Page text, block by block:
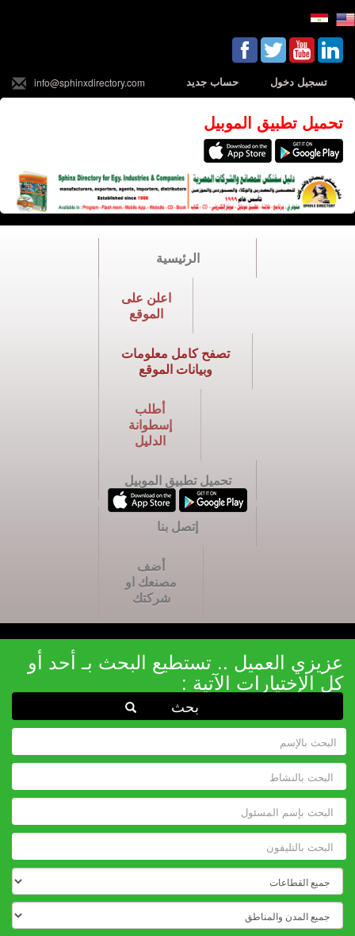
تسجيل دخول حساب جديد info@sphinxdirectory.com
تحميل تطبيق الموبيل
الرئيسية
اعلن على
الموقع
تصفح كامل معلومات
وبيانات الموقع
أطلب
إسطوانة
الدليل
تحميل تطبيق الموبيل
إتصل بنا
أضف
مصنعك او
شركتك
عزيزي العميل .. تستطيع البحث بـ أحد أو
كل الإختيارات الآتية :